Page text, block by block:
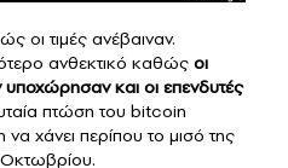
οι τιμές ανέβαιναν.
ανθεκτικό καθώς οι
και οι επενδυτές
πτώση του bitcoin
χάνει περίπου το μισό της